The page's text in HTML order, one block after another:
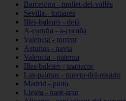
Barcelona - mollet-del-vallès
Sevilla - tomares
Illes-balears - deià
A-coruña - a-coruña
Valencia - torrent
Asturias - navia
Valencia - paterna
Illes-balears - manacor
Las-palmas - puerto-del-rosario
Madrid - pinto
Lleida - naut-aran